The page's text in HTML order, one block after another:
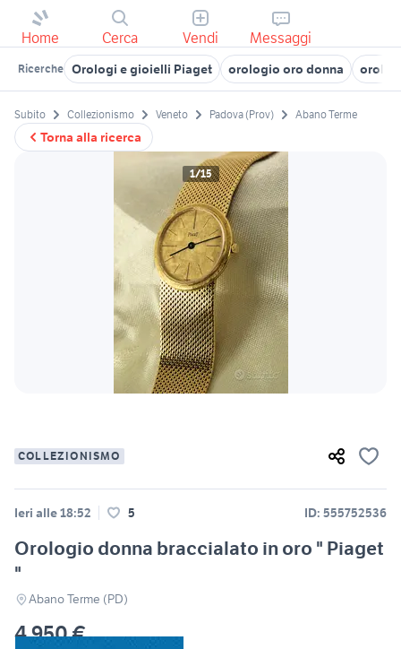
Home Cerca Vendi Messaggi
Ricerche Orologi e gioielli Piaget orologio oro donna
Torna alla ricerca
Subito Collezionismo Veneto Padova (Prov) Abano Terme
1/15
COLLEZIONISMO
Ieri alle 18:52 5 ID: 555752536
Orologio donna braccialato in oro " Piaget
"
Abano Terme (PD)
4.950 €